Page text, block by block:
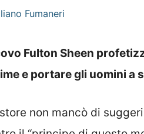
Fumaneri
Fulton Sheen
e portare gli uomini a
non mancò di